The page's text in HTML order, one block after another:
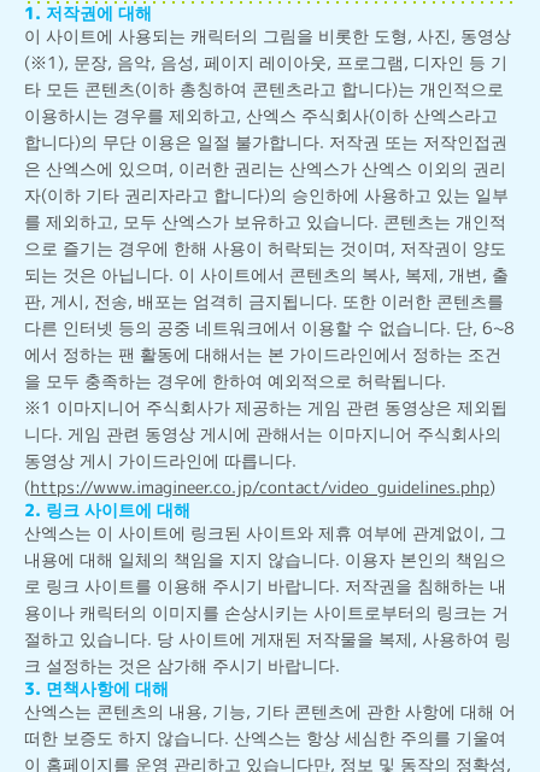
1. 저작권에 대해
이 사이트에 사용되는 캐릭터의 그림을 비롯한 도형, 사진, 동영상
(※1), 문장, 음악, 음성, 페이지 레이아웃, 프로그램, 디자인 등 기
타 모든 콘텐츠(이하 총칭하여 콘텐츠라고 합니다)는 개인적으로
이용하시는 경우를 제외하고, 산엑스 주식회사(이하 산엑스라고
합니다)의 무단 이용은 일절 불가합니다. 저작권 또는 저작인접권
은 산엑스에 있으며, 이러한 권리는 산엑스가 산엑스 이외의 권리
자(이하 기타 권리자라고 합니다)의 승인하에 사용하고 있는 일부
를 제외하고, 모두 산엑스가 보유하고 있습니다. 콘텐츠는 개인적
으로 즐기는 경우에 한해 사용이 허락되는 것이며, 저작권이 양도
되는 것은 아닙니다. 이 사이트에서 콘텐츠의 복사, 복제, 개변, 출
판, 게시, 전송, 배포는 엄격히 금지됩니다. 또한 이러한 콘텐츠를
다른 인터넷 등의 공중 네트워크에서 이용할 수 없습니다. 단, 6~8
에서 정하는 팬 활동에 대해서는 본 가이드라인에서 정하는 조건
을 모두 충족하는 경우에 한하여 예외적으로 허락됩니다.
※1 이마지니어 주식회사가 제공하는 게임 관련 동영상은 제외됩
니다. 게임 관련 동영상 게시에 관해서는 이마지니어 주식회사의
동영상 게시 가이드라인에 따릅니다.
(https://www.imagineer.co.jp/contact/video_guidelines.php)
2. 링크 사이트에 대해
산엑스는 이 사이트에 링크된 사이트와 제휴 여부에 관계없이, 그
내용에 대해 일체의 책임을 지지 않습니다. 이용자 본인의 책임으
로 링크 사이트를 이용해 주시기 바랍니다. 저작권을 침해하는 내
용이나 캐릭터의 이미지를 손상시키는 사이트로부터의 링크는 거
절하고 있습니다. 당 사이트에 게재된 저작물을 복제, 사용하여 링
크 설정하는 것은 삼가해 주시기 바랍니다.
3. 면책사항에 대해
산엑스는 콘텐츠의 내용, 기능, 기타 콘텐츠에 관한 사항에 대해 어
떠한 보증도 하지 않습니다. 산엑스는 항상 세심한 주의를 기울여
이 홈페이지를 운영 관리하고 있습니다만, 정보 및 동작의 정확성,